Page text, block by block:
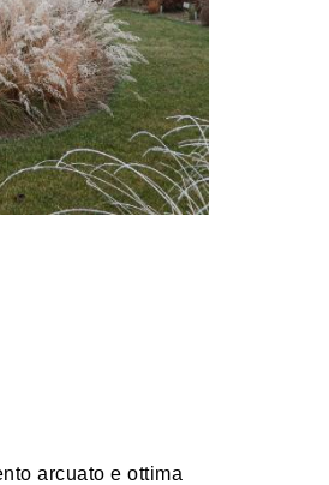
arcuato e ottima